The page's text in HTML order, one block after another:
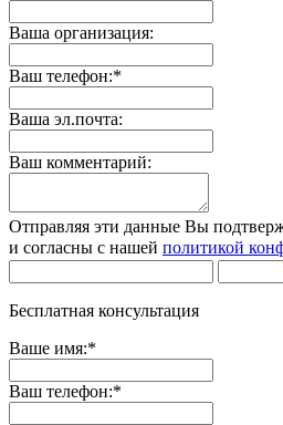
Ваша организация:
Ваш телефон:*
Ваша эл.почта:
Ваш комментарий:
Отправляя эти данные Вы
и согласны с нашей политикой
Бесплатная консультация
Ваше имя:*
Ваш телефон:*